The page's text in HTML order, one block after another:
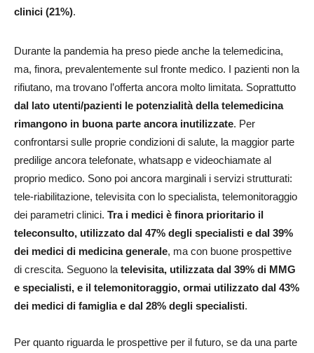
clinici (21%).
Durante la pandemia ha preso piede anche la telemedicina,
ma, finora, prevalentemente sul fronte medico. I pazienti non la
rifiutano, ma trovano l’offerta ancora molto limitata. Soprattutto
dal lato utenti/pazienti le potenzialità della telemedicina
rimangono in buona parte ancora inutilizzate. Per
confrontarsi sulle proprie condizioni di salute, la maggior parte
predilige ancora telefonate, whatsapp e videochiamate al
proprio medico. Sono poi ancora marginali i servizi strutturati:
tele-riabilitazione, televisita con lo specialista, telemonitoraggio
dei parametri clinici. Tra i medici è finora prioritario il
teleconsulto, utilizzato dal 47% degli specialisti e dal 39%
dei medici di medicina generale, ma con buone prospettive
di crescita. Seguono la televisita, utilizzata dal 39% di MMG
e specialisti, e il telemonitoraggio, ormai utilizzato dal 43%
dei medici di famiglia e dal 28% degli specialisti.
Per quanto riguarda le prospettive per il futuro, se da una parte